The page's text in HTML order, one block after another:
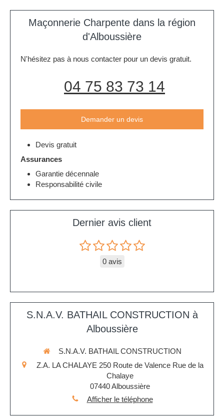
Maçonnerie Charpente dans la région
d'Alboussière
N'hésitez pas à nous contacter pour un devis gratuit.
04 75 83 73 14
Demander un devis
Devis gratuit
Assurances
Garantie décennale
Responsabilité civile
Dernier avis client
0 avis
S.N.A.V. BATHAIL CONSTRUCTION à
Alboussière
S.N.A.V. BATHAIL CONSTRUCTION
Z.A. LA CHALAYE 250 Route de Valence Rue de la
Chalaye
07440 Alboussière
Afficher le téléphone